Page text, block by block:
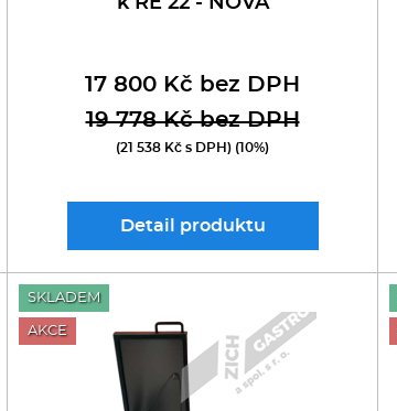
17 800 Kč bez DPH
19 778 Kč bez DPH
(21 538 Kč s DPH) (10%)
Detail produktu
SKLADEM
AKCE